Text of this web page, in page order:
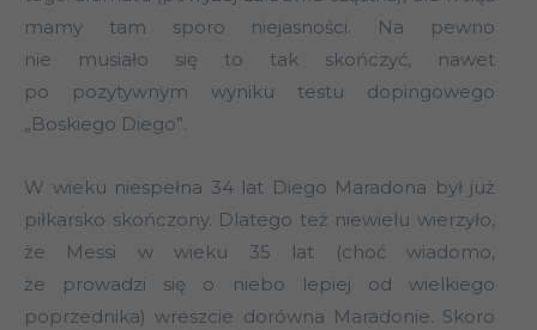
mamy tam sporo niejasności. Na pewno
nie musiało się to tak skończyć, nawet
po pozytywnym wyniku testu dopingowego
„Boskiego Diego”.
W wieku niespełna 34 lat Diego Maradona był już
piłkarsko skończony. Dlatego też niewielu wierzyło,
że Messi w wieku 35 lat (choć wiadomo,
że prowadzi się o niebo lepiej od wielkiego
poprzednika) wreszcie dorówna Maradonie. Skoro